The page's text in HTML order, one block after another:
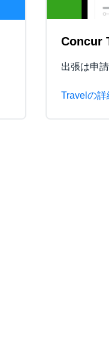
Concur
出張は申
Travelの詳